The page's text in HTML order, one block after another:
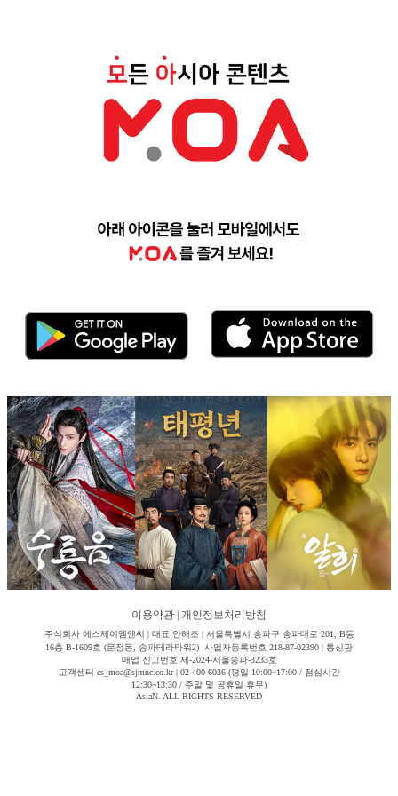
이용약관 개인정보처리방침
주식회사 에스제이엠엔씨 | 대표 안해조 | 서울특별시 송파구 송파대로 201, B동
16층 B-1609호 (문정동, 송파테라타워2) 사업자등록번호 218-87-02390 | 통신판
매업 신고번호 제-2024-서울송파-3233호
고객센터 cs_moa@sjmnc.co.kr | 02-400-6036 (평일 10:00~17:00 / 점심시간
12:30~13:30 / 주말 및 공휴일 휴무)
AsiaN. ALL RIGHTS RESERVED